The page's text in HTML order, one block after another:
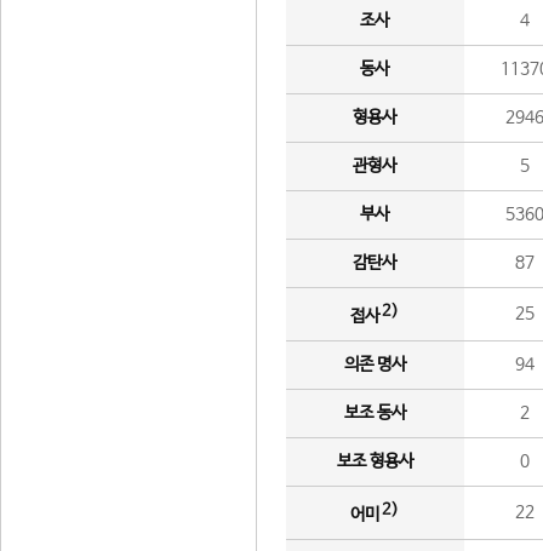
조사 4
동사
형용사 2946
관형사 5
부사 5360
감탄사 87
접사2) 25
의존 명사 94
보조 동사 2
보조 형용사 0
어미 2) 22